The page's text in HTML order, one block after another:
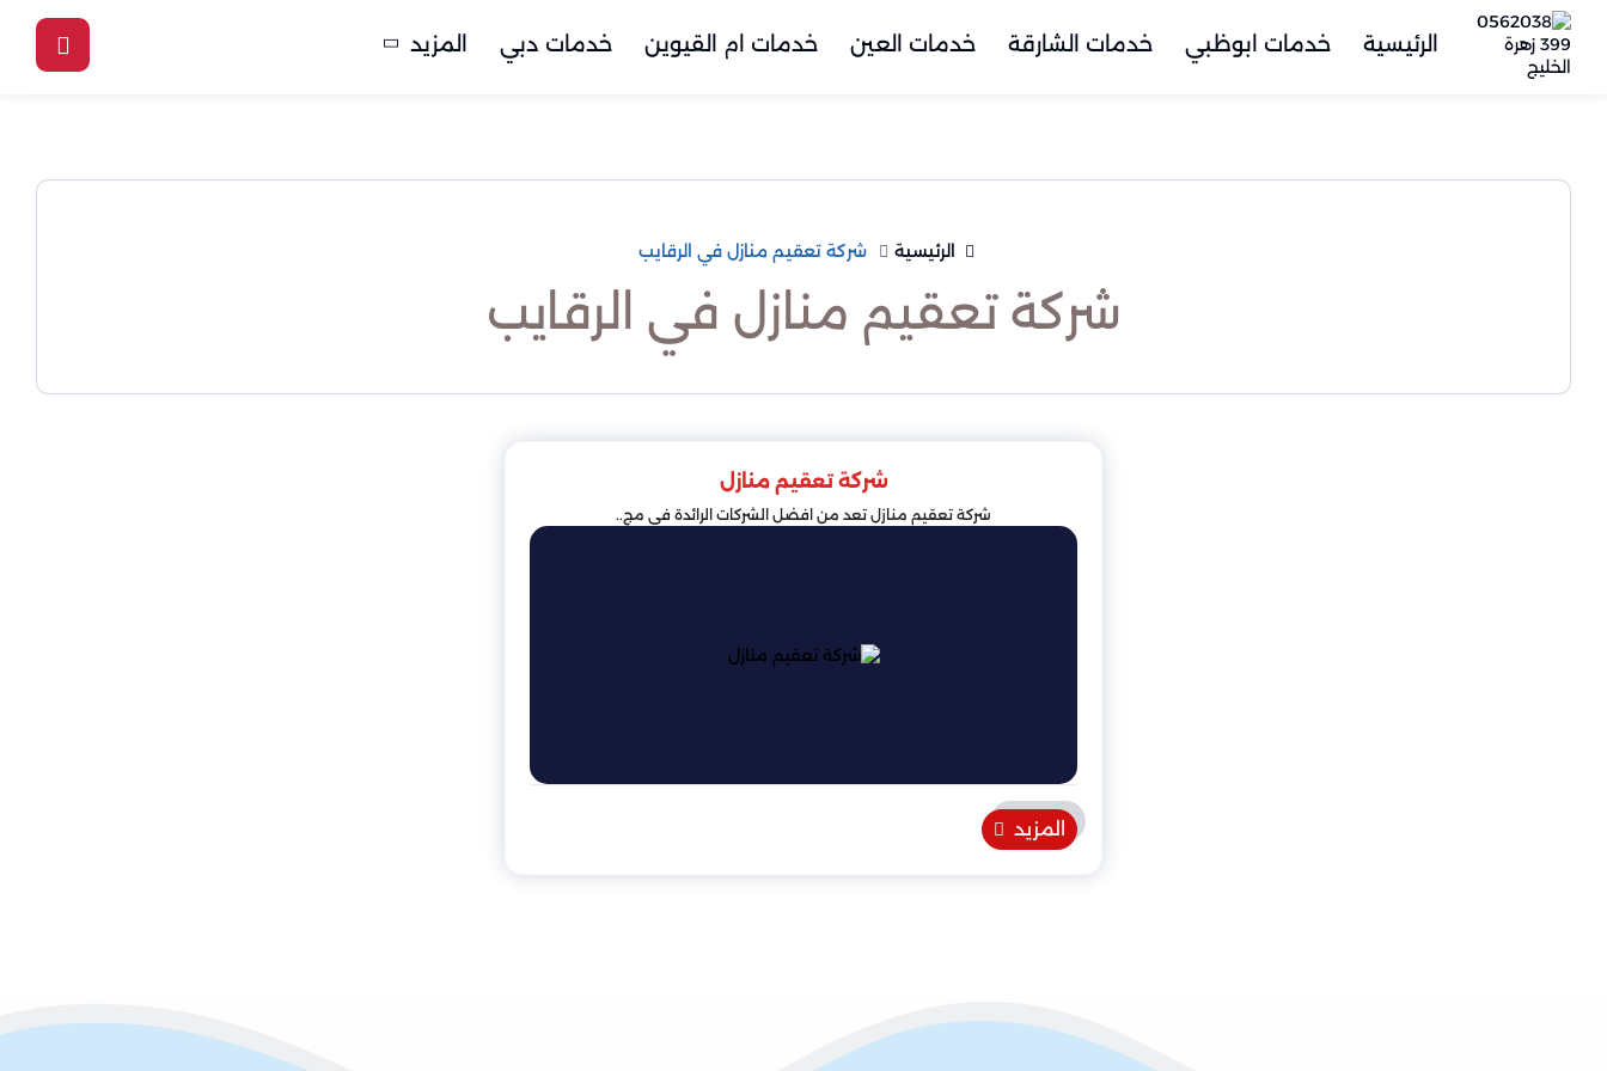
الرئيسية خدمات ابوظبي خدمات الشارقة خدمات العين خدمات ام القيوين خدمات دبي المزيد
الرئيسية شركة تعقيم منازل في الرقايب
شركة تعقيم منازل في الرقايب
شركة تعقيم منازل
شركة تعقيم منازل تعد من افضل الشركات الرائدة في مج..
المزيد